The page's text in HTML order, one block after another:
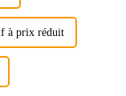
à prix réduit